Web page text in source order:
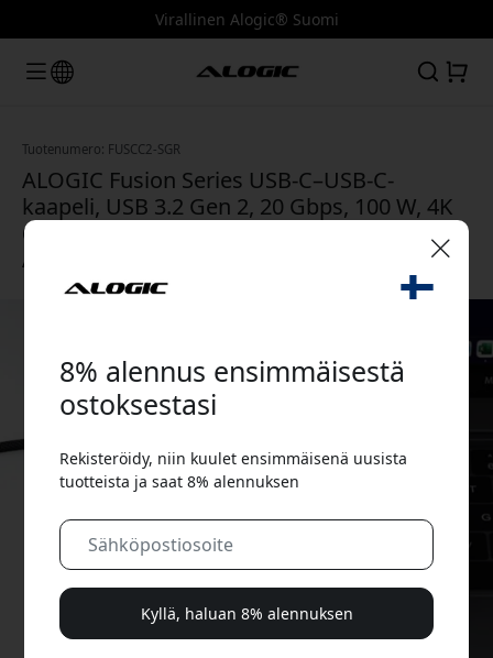
Virallinen Alogic® Suomi
Tuotenumero: FUSCC2-SGR
ALOGIC Fusion Series USB-C–USB-C-
kaapeli, USB 3.2 Gen 2, 20 Gbps, 100 W, 4K
60 Hz, 2 m lataukseen ja videoon -
Avaruuden harmaa
8% alennus ensimmäisestä
ostoksestasi
Rekisteröidy, niin kuulet ensimmäisenä uusista
tuotteista ja saat 8% alennuksen
Kyllä, haluan 8% alennuksen
🎉 Alennuskoodisi:
Käytä tätä koodia kassalla saadaksesi 8%
alennuksen.